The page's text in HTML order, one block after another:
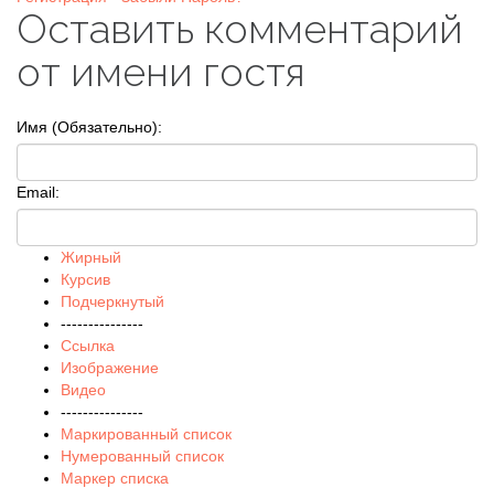
Оставить комментарий
от имени гостя
Имя (Обязательно):
Email:
Жирный
Курсив
Подчеркнутый
---------------
Ссылка
Изображение
Видео
---------------
Маркированный список
Нумерованный список
Маркер списка